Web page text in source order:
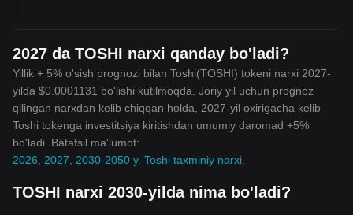
2027 da TOSHI narxi qanday bo'ladi?
Yillik + 5% o'sish prognozi bilan Toshi(TOSHI) tokeni narxi 2027-
yilda $0.0001131 bo'lishi kutilmoqda. Joriy yil uchun prognoz
qilingan narxdan kelib chiqqan holda, 2027-yil oxirigacha kelib
Toshi tokenga investitsiya kiritishdan umumiy daromad +5%
bo'ladi. Batafsil ma'lumot:
2026, 2027, 2030-2050 y. Toshi taxminiy narxi
TOSHI narxi 2030-yilda nima bo'ladi?